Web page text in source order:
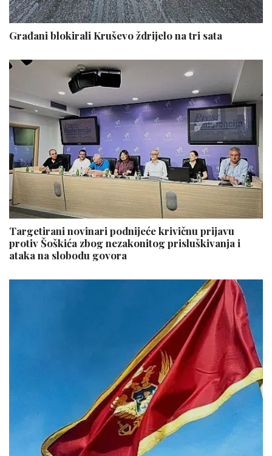
Građani blokirali Kruševo ždrijelo na tri sata
Targetirani novinari podnijeće krivičnu prijavu
protiv Šoškića zbog nezakonitog prisluškivanja i
ataka na slobodu govora